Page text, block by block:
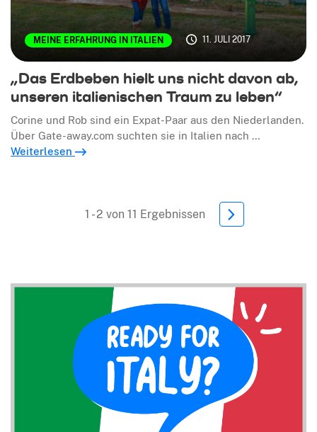
MEINE ERFAHRUNG IN ITALIEN 11. JULI 2017
„Das Erdbeben hielt uns nicht davon ab,
unseren italienischen Traum zu leben“
Corine und Rob sind ein Expat-Paar aus den Niederlanden.
Über Gate-away.com suchten sie in Italien nach …
Weiterlesen
1 - 2 von 11 Ergebnissen